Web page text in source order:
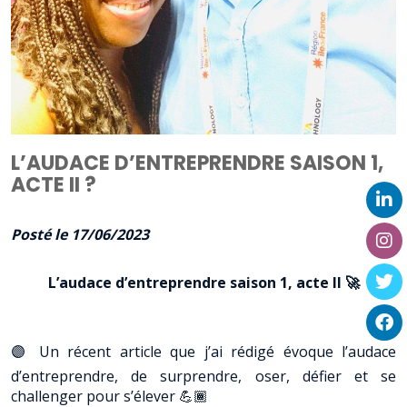
L’AUDACE D’ENTREPRENDRE SAISON 1,
ACTE II ?
Posté le 17/06/2023
L’audace d’entreprendre saison 1, acte II 🚀
🟣 Un récent article que j’ai rédigé évoque l’audace
d’entreprendre, de surprendre, oser, défier et se
challenger pour s’élever 💪🏾